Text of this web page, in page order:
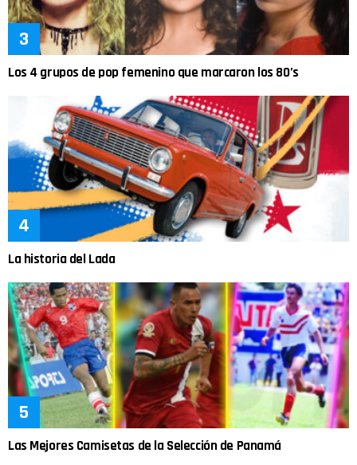
Los 4 grupos de pop femenino que marcaron los 80’s
La historia del Lada
Las Mejores Camisetas de la Selección de Panamá